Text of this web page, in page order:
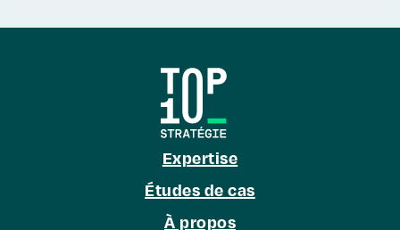
Expertise
Études de cas
À propos